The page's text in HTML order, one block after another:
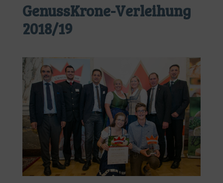
GenussKrone-Verleihung
2018/19